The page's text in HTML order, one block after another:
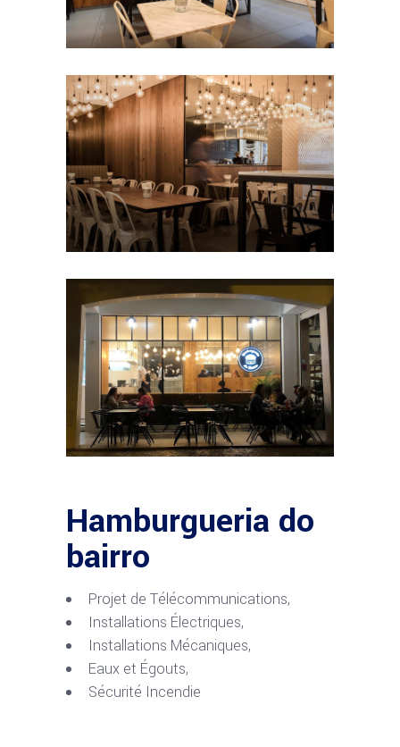
Hamburgueria do
bairro
Projet de Télécommunications,
Installations Électriques,
Installations Mécaniques,
Eaux et Égouts,
Sécurité Incendie